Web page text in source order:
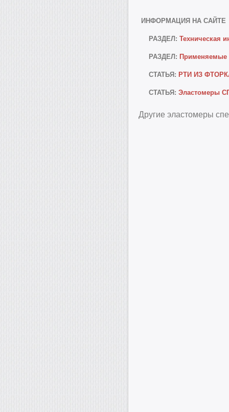
ИНФОРМАЦИЯ НА САЙТЕ
РАЗДЕЛ : Техническая
РАЗДЕЛ :
СТАТЬЯ: РТИ ИЗ
СТАТЬЯ: Эластомеры
Другие эластомеры